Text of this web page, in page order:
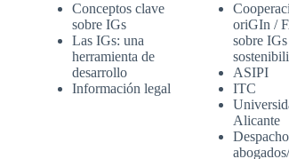
Conceptos clave
sobre IGs
Las IGs: una
herramienta de
desarrollo
Información legal
oriGIn /
sobre
ASIPI
ITC
Alicante
abogados/